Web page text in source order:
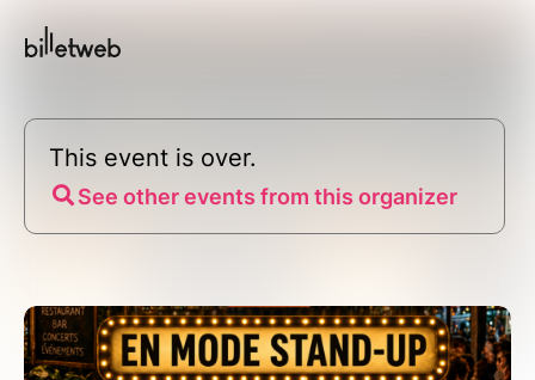
This event is over.
See other events from this organizer